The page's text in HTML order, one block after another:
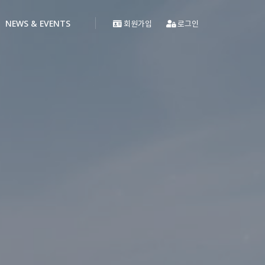
NEWS & EVENTS 회원가입 로그인